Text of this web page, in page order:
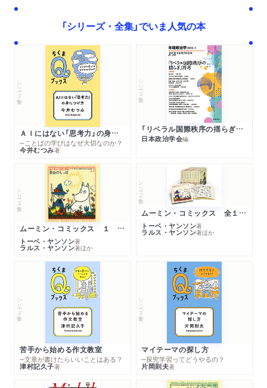
「シリーズ・全集」でいま人気の本
シリーズ・全集
ＡＩにはない「思考力」の身につけ方
─ことばの学びはなぜ大切なのか？
今井むつみ著
シリーズ・全集
「リベラル国際秩序の揺らぎ」再考 年報政治学２０２６‐Ⅰ
日本政治学会編
シリーズ・全集
ムーミン・コミックス １ 黄金のしっぽ
トーベ・ヤンソン著
ラルス・ヤンソン著ほか
シリーズ・全集
ムーミン・コミックス 全１４巻セット
トーベ・ヤンソン著
ラルス・ヤンソン著ほか
シリーズ・全集
苦手から始める作文教室
─文章が書けたらいいことはある？
津村記久子著
シリーズ・全集
マイテーマの探し方
─探究学習ってどうやるの？
片岡則夫著